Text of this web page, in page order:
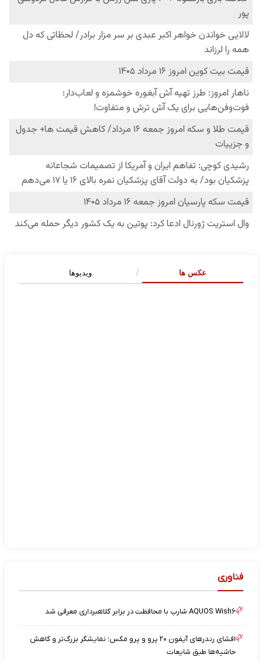
عکس ها ویدیوها
فناوری
AQUOS Wish۶ شارپ با محافظت در برابر کلاهبرداری معرفی شد
افشای رندرهای آیفون ۲۰ پرو و پرو مکس؛ نمایشگر بزرگ‌تر و کاهش
حاشیه‌ها طبق شایعات